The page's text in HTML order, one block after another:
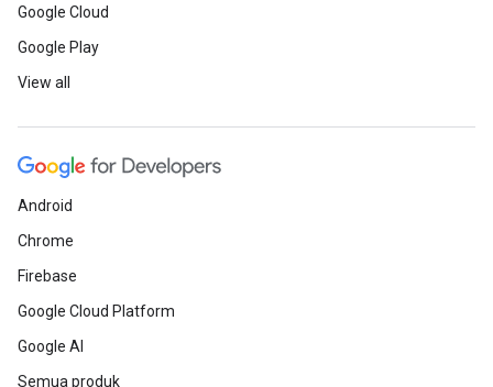
Google Cloud
Google Play
View all
Android
Chrome
Firebase
Google Cloud Platform
Google AI
Semua produk